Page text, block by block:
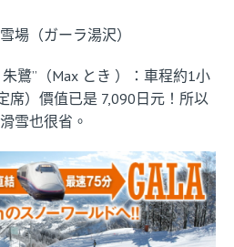
場（ガーラ湯沢）
鷺”（Max とき ）：車程約1小
席）價值已是 7,090日元！所以
雪也很省。